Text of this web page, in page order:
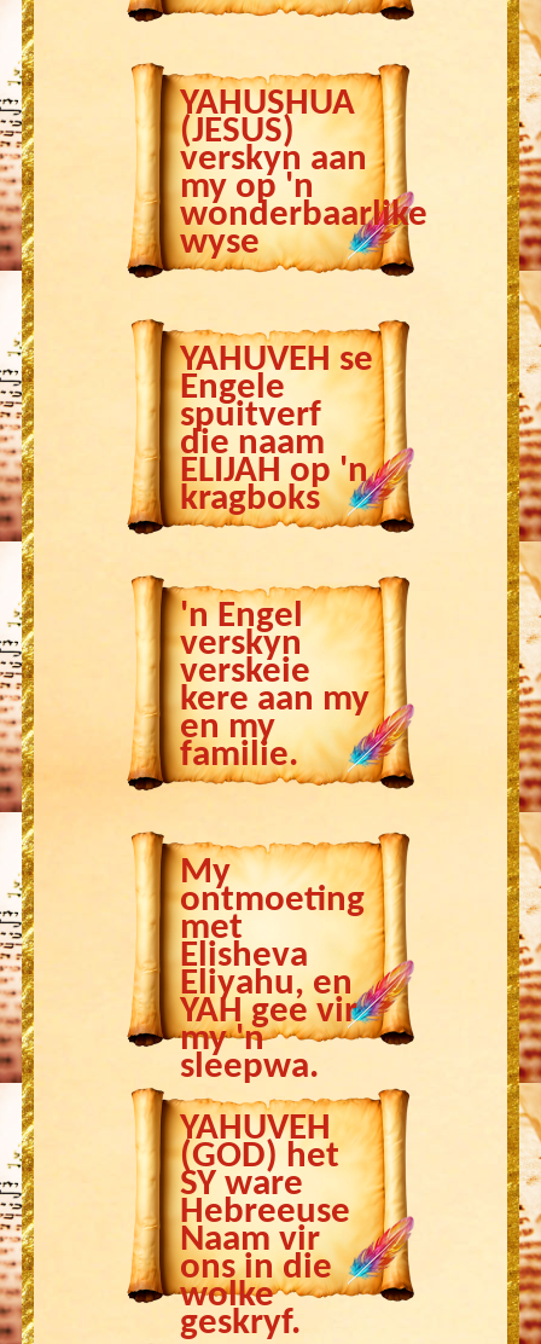
YAHUSHUA
(JESUS)
verskyn aan
my op 'n
wonderbaarlike
wyse
YAHUVEH se
Engele
spuitverf
die naam
ELIJAH op 'n
kragboks
'n Engel
verskyn
verskeie
kere aan my
en my
familie.
My
ontmoeting
met
Elisheva
Eliyahu, en
YAH gee vir
my 'n
sleepwa.
YAHUVEH
(GOD) het
SY ware
Hebreeuse
Naam vir
ons in die
wolke
geskryf.